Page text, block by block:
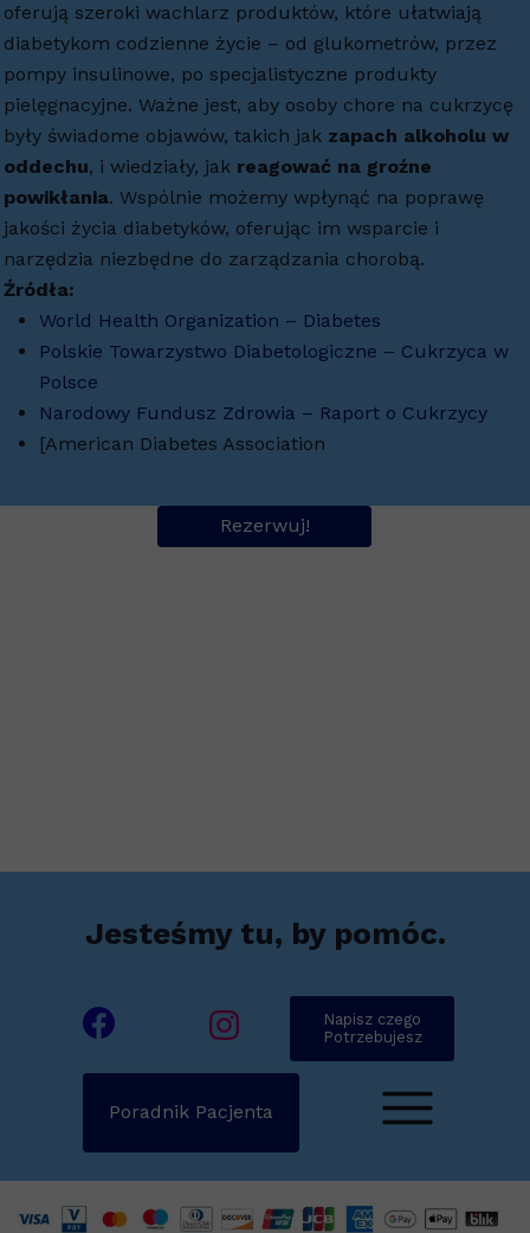
oferują szeroki wachlarz produktów, które ułatwiają
diabetykom codzienne życie – od glukometrów, przez
pompy insulinowe, po specjalistyczne produkty
pielęgnacyjne. Ważne jest, aby osoby chore na cukrzycę
były świadome objawów, takich jak zapach alkoholu w
oddechu, i wiedziały, jak reagować na groźne
powikłania. Wspólnie możemy wpłynąć na poprawę
jakości życia diabetyków, oferując im wsparcie i
narzędzia niezbędne do zarządzania chorobą.
Źródła:
World Health Organization – Diabetes
Polskie Towarzystwo Diabetologiczne – Cukrzyca w
Polsce
Narodowy Fundusz Zdrowia – Raport o Cukrzycy
[American Diabetes Association
Rezerwuj!
Poradnik Pacjenta
Jesteśmy tu, by pomóc.
Napisz czego
Potrzebujesz